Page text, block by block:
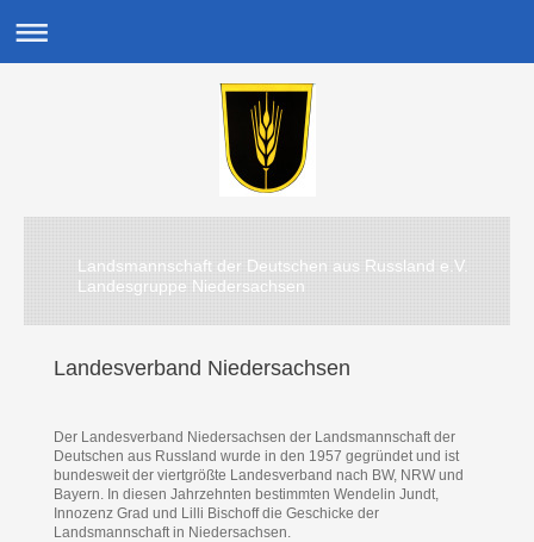
Landsmannschaft der Deutschen aus Russland e.V.
Landesgruppe Niedersachsen
Landesverband Niedersachsen
Der Landesverband Niedersachsen der Landsmannschaft der
Deutschen aus Russland wurde in den 1957 gegründet und ist
bundesweit der viertgrößte Landesverband nach BW, NRW und
Bayern. In diesen Jahrzehnten bestimmten Wendelin Jundt,
Innozenz Grad und Lilli Bischoff die Geschicke der
Landsmannschaft in Niedersachsen.